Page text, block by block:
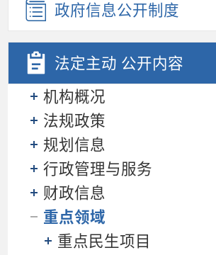
政府信息公开制度
法定主动 公开内容
机构概况
法规政策
规划信息
行政管理与服务
财政信息
重点领域
重点民生项目